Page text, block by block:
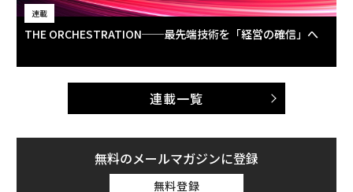
連載
THE ORCHESTRATION──最先端技術を「経営の確信」へ
連載一覧
無料のメールマガジンに登録
無料登録